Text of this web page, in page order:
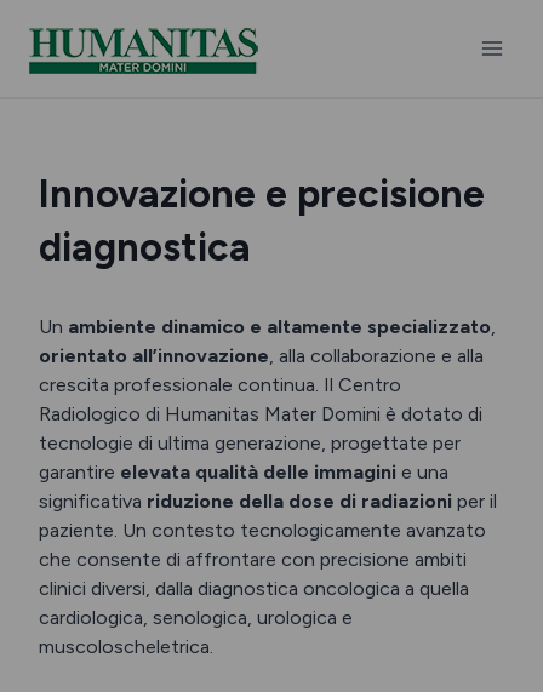
content
Innovazione e precisione
diagnostica
Un ambiente dinamico e altamente specializzato,
orientato all’innovazione, alla collaborazione e alla
crescita professionale continua. Il Centro
Radiologico di Humanitas Mater Domini è dotato di
tecnologie di ultima generazione, progettate per
garantire elevata qualità delle immagini e una
significativa riduzione della dose di radiazioni per il
paziente. Un contesto tecnologicamente avanzato
che consente di affrontare con precisione ambiti
clinici diversi, dalla diagnostica oncologica a quella
cardiologica, senologica, urologica e
muscoloscheletrica.